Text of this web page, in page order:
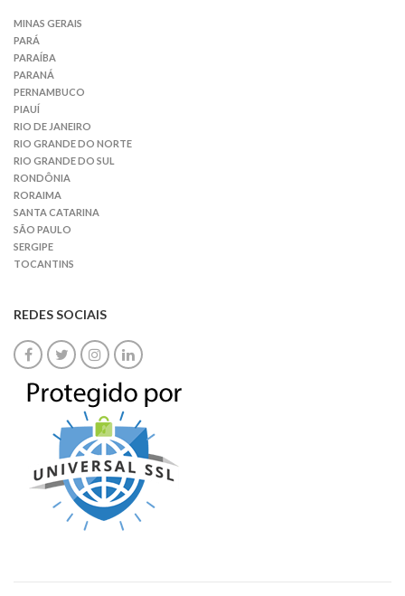
MINAS GERAIS
PARÁ
PARAÍBA
PARANÁ
PERNAMBUCO
PIAUÍ
RIO DE JANEIRO
RIO GRANDE DO NORTE
RIO GRANDE DO SUL
RONDÔNIA
RORAIMA
SANTA CATARINA
SÃO PAULO
SERGIPE
TOCANTINS
REDES SOCIAIS